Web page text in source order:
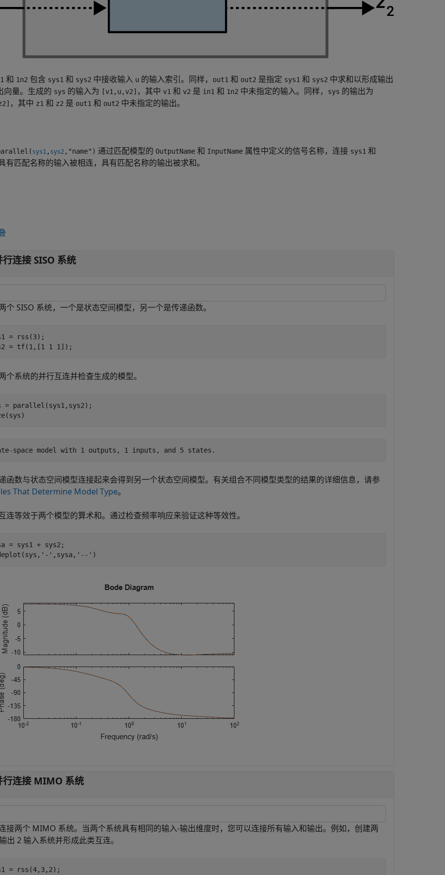
和 1n2 包含 sys1 和 sys2 中接收输入 u 的输入索引。同样， out1 和 out2 是指定 sys1 和 sys2 中求和以形成输出
向量。生成的 sys 的输入为 [v1,u,v2] ，其中 v1 和 v2 是 in1 和 1n2 中未指定的输入。同样， sys 的输出为
，其中 z1 和 z2 是 out1 和 out2 中未指定的输出。
sys1 , sys2 ,"name") 通过匹配模型的 OutputName 和 InputName 属性中定义的信号名称，连接 sys1 和
有匹配名称的输入被相连，具有匹配名称的输出被求和。
行连接 SISO 系统
个 SISO 系统，一个是状态空间模型，另一个是传递函数。
= rss(3);
= tf(1,[1 1 1]);
个系统的并行互连并检查生成的模型。
= parallel(sys1,sys2);
函数与状态空间模型连接起来会得到另一个状态空间模型。有关组合不同模型类型的结果的详细信息，请参
That Determine Model Type。
连等效于两个模型的算术和。通过检查频率响应来验证这种等效性。
= sys1 + sys2;
'-' ,sysa, '--' )
行连接 MIMO 系统
接两个 MIMO 系统。当两个系统具有相同的输入-输出维度时，您可以连接所有输入和输出。例如，创建两
出 2 输入系统并形成此类互连。
= rss(4,3,2);